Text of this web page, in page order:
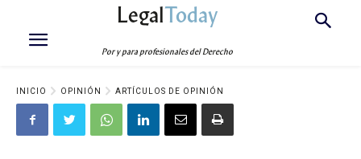
LegalToday
Por y para profesionales del Derecho
INICIO OPINIÓN ARTÍCULOS DE OPINIÓN